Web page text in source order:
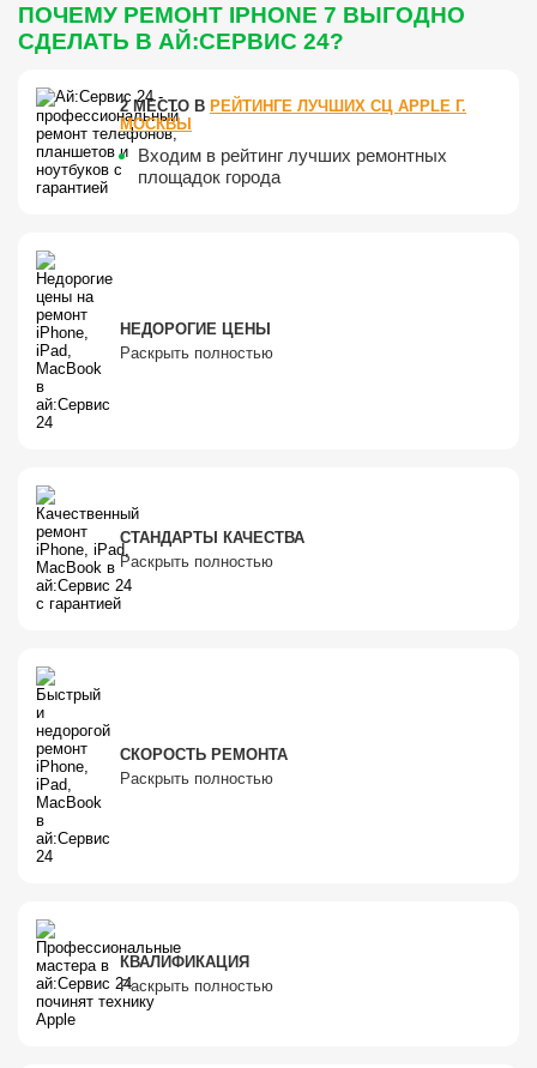
ПОЧЕМУ РЕМОНТ IPHONE 7 ВЫГОДНО
СДЕЛАТЬ В АЙ:СЕРВИС 24?
2 МЕСТО В РЕЙТИНГЕ ЛУЧШИХ СЦ APPLE Г.
МОСКВЫ
Входим в рейтинг лучших ремонтных
площадок города
НЕДОРОГИЕ ЦЕНЫ
Раскрыть полностью
СТАНДАРТЫ КАЧЕСТВА
Раскрыть полностью
СКОРОСТЬ РЕМОНТА
Раскрыть полностью
КВАЛИФИКАЦИЯ
Раскрыть полностью